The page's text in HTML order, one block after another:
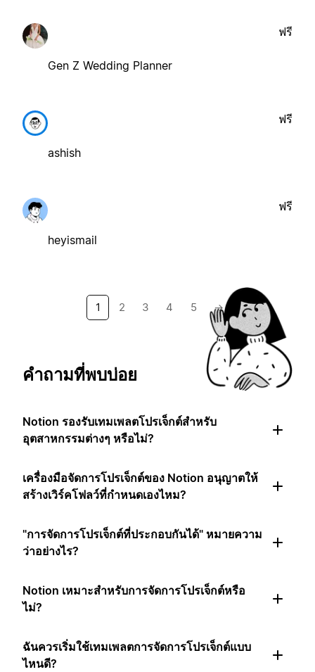
Gen Z Wedding Planner
ฟรี
ashish
ฟรี
heyismail
ฟรี
1 2 3 4 5 →
คำถามที่พบบ่อย
Notion รองรับเทมเพลตโปรเจ็กต์สำหรับ
อุตสาหกรรมต่างๆ หรือไม่?
เครื่องมือจัดการโปรเจ็กต์ของ Notion อนุญาตให้
สร้างเวิร์คโฟลว์ที่กำหนดเองไหม?
"การจัดการโปรเจ็กต์ที่ประกอบกันได้" หมายความ
ว่าอย่างไร?
Notion เหมาะสำหรับการจัดการโปรเจ็กต์หรือ
ไม่?
ฉันควรเริ่มใช้เทมเพลตการจัดการโปรเจ็กต์แบบ
ไหนดี?